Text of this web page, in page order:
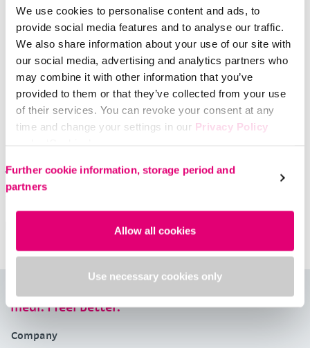
We use cookies to personalise content and ads, to
provide social media features and to analyse our traffic.
We also share information about your use of our site with
our social media, advertising and analytics partners who
may combine it with other information that you’ve
provided to them or that they’ve collected from your use
of their services. You can revoke your consent at any
time and change your settings in our Privacy Policy
Further cookie information, storage period and
partners
Allow all cookies
Use necessary cookies only
medi Japan ニュース
TikTok・LINEを悪用したなりすましにご注意く
ださい
[2026/06/19] 【注意喚起】弊社の社員を装い、SNSのDM経
由で「謝礼を支払う」などと送信し、LINEなどへ誘導しよ
medi. I feel better.
Company